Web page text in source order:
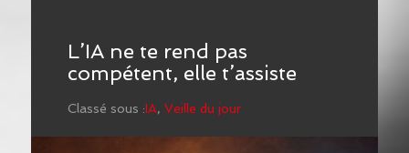
L’IA ne te rend pas
compétent, elle t’assiste
Classé sous :IA, Veille du jour